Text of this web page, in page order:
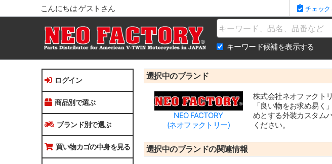
こんにちは ゲストさん チェック
Name
キーワード候補を表示する
ログイン
商品別で選ぶ
ブランド別で選ぶ
買い物カゴの中身を見る
選択中のブランド
NEO FACTORY
(ネオファクトリー)
株式会社ネオファクト
「良い物をお求め易
めとする外装カスタム
ください。
選択中のブランドの関連情報